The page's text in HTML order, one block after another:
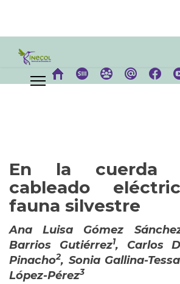
En la cuerda
cableado
fauna silvestre
Ana Luisa Gómez
Barrios Gutiérrez1, Carlos
Pinacho2, Sonia Gallina-
López-Pérez3